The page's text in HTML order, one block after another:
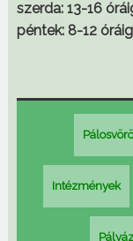
szerda: 13-16
péntek: 8-12 óráig
Intézmények